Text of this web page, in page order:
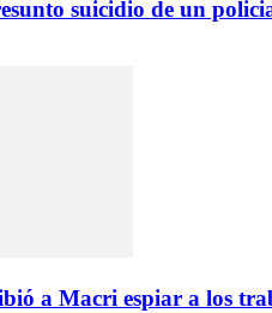
suicidio de un
a Macri espiar a los